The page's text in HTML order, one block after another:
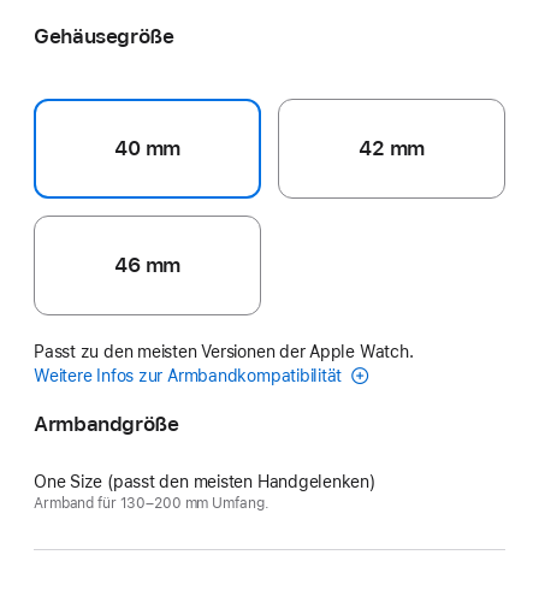
Gehäusegröße
40 mm 42 mm
46 mm
Passt zu den meisten Versionen der Apple Watch.
Weitere Infos zur Armbandkompatibilität
Armbandgröße
One Size (passt den meisten Handgelenken)
Armband für 130–200 mm Umfang.